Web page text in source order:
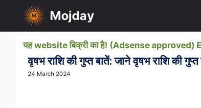
content
Mojday
यह website बिक्री का है! (Adsense
वृषभ राशि की गुप्त बातें: जाने वृषभ राशि की
24 March 2024